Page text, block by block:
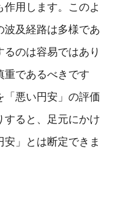
用します。このよ
波及経路は多様であ
るのは容易ではあり
重であるべきです
「悪い円安」の評価
すると、足元にかけ
」とは断定できま